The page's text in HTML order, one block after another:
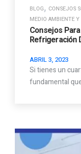
BLOG, CONSEJOS
MEDIO AMBIENTE Y
Consejos
Refrigeración
ABRIL 3, 2023
Si tienes un
fundamental